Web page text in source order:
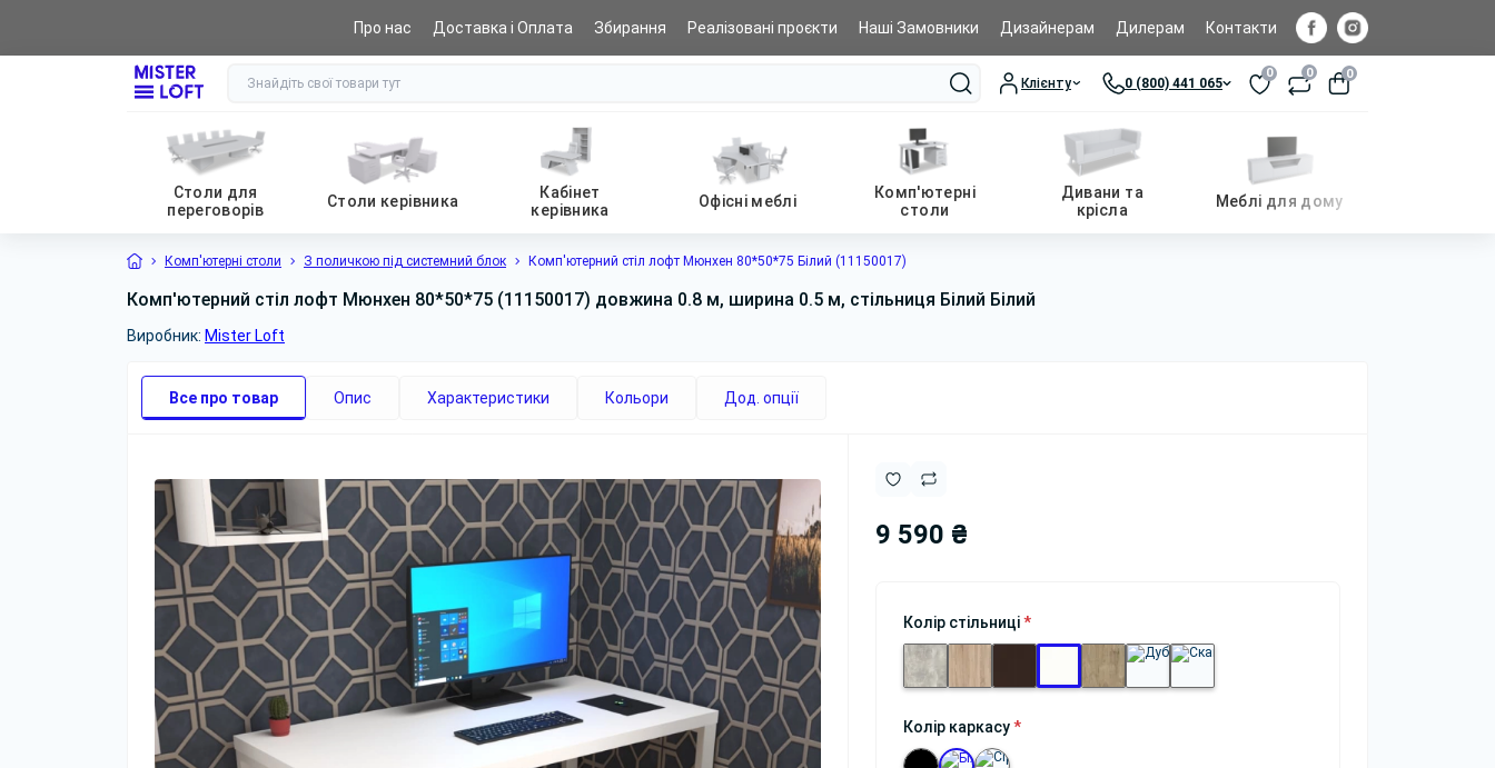
0 (800) 441 065
Про нас Доставка і Оплата Збирання Реалізовані проєкти Наші Замовники Дизайнерам Дилерам Контакти
Клієнту 0 (800) 441 065
0 0 0
Столи для
переговорів
Столи керівника
Кабінет
керівника
Офісні меблі
Комп'ютерні
столи
Дивани та
крісла
Меблі для дому
Комп'ютерні столи З поличкою під системний блок Комп'ютерний стіл лофт Мюнхен 80*50*75 Білий (11150017)
Комп'ютерний стіл лофт Мюнхен 80*50*75 (11150017) довжина 0.8 м, ширина 0.5 м, стільниця Білий Білий
Виробник: Mister Loft
Все про товар Опис Характеристики Кольори Дод. опції
9 590 ₴
Колір стільниці*
Колір каркасу*